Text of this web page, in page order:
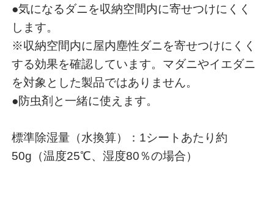
●気になるダニを収納空間内に寄せつけにくく
します。
※収納空間内に屋内塵性ダニを寄せつけにくく
する効果を確認しています。マダニやイエダニ
を対象とした製品ではありません。
●防虫剤と一緒に使えます。
標準除湿量（水換算）：1シートあたり約
50g（温度25℃、湿度80％の場合）